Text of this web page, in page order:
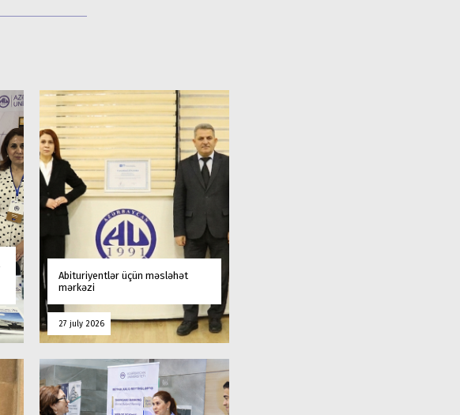
Abituriyentlər üçün məsləhət
mərkəzi
27 july 2026